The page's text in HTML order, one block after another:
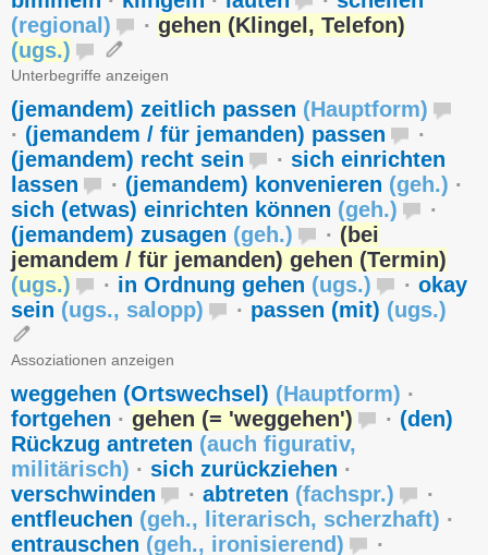
(regional ) · gehen (Klingel, Telefon)
(ugs.)
Unterbegriffe anzeigen
(jemandem) zeitlich passen (Hauptform)
· (jemandem / für jemanden) passen
·
(jemandem) recht sein
· sich einrichten
lassen
· (jemandem) konvenieren (geh.) ·
sich (etwas) einrichten können (geh.)
·
(jemandem) zusagen (geh.) · (bei
jemandem / für jemanden) gehen (Termin)
(ugs.) · in Ordnung gehen (ugs.) · okay
sein (ugs., salopp) · passen (mit) (ugs.)
Assoziationen anzeigen
weggehen (Ortswechsel) (Hauptform) ·
fortgehen · gehen (= 'weggehen') · (den)
Rückzug antreten (auch figurativ,
militärisch) · sich zurückziehen ·
verschwinden
· abtreten (fachspr.)
·
entfleuchen (geh., literarisch, scherzhaft) ·
entrauschen (geh., ironisierend)
·